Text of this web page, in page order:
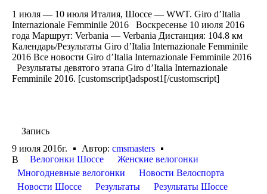
1 июля — 10 июля Италия, Шоссе — WWT. Giro d’Italia
Internazionale Femminile 2016 Воскресенье 10 июля 2016
года Маршрут: Verbania — Verbania Дистанция: 104.8 км
Календарь/Результаты Giro d’Italia Internazionale Femminile
2016 Все новости Giro d’Italia Internazionale Femminile 2016
Результаты девятого этапа Giro d’Italia Internazionale
Femminile 2016. [customscript]adspost1[/customscript]
Запись
9 июля 2016г.
Автор: cmsmasters
В
Велогонки Шоссе
Женские велогонки
Многодневные велогонки
Новости Велоспорта
Новости Шоссе
Результаты
Результаты Шоссе